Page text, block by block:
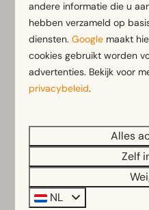
Vaatwasser(s)
Waterkoker
Ligging
Slaapkamer
Slaapkamer(s) boven:
Verwarming & Verkoeling
2 gasten
za 08-08-2026
1 nacht
€ 635
€ 585
3 nachten —
andere informatie die u
hebben verzameld op
diensten.Google maakt
cookies gebruikt worden
advertenties. Bekijk voor
privacybeleid.
Alles
Zelf
NL